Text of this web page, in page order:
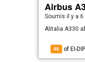
Airbus
Soumisil y a 6
Alitalia A330
46 of EI-DIP